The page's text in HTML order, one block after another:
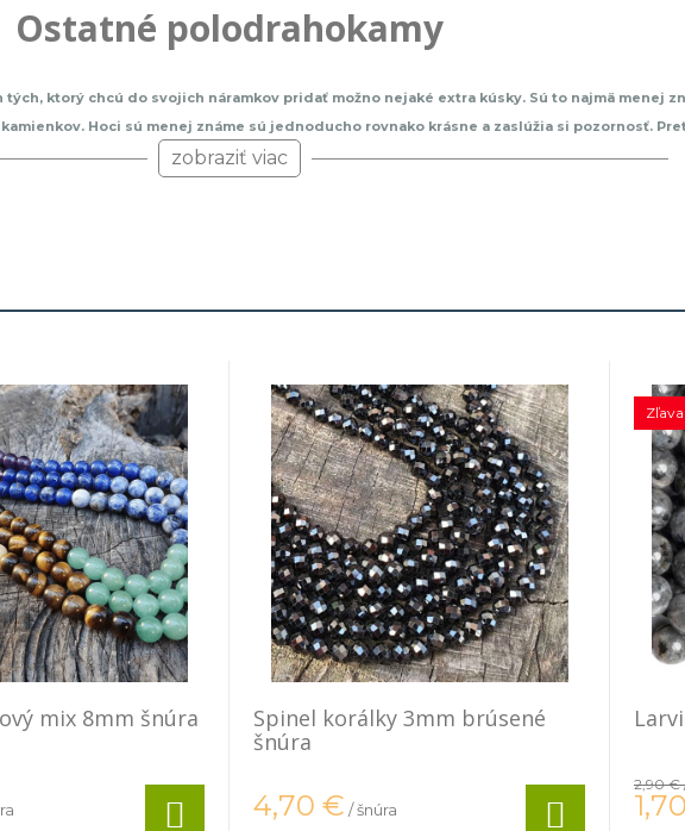
Ostatné polodrahokamy
ktorý chcú do svojich náramkov pridať možno nejaké extra kúsky. Sú to najmä menej
Hoci sú menej známe sú jednoducho rovnako krásne a zaslúžia si pozornosť.
modrá farba vynikne so striebornou, ale aj so zlatou či rose gold. Takisto ako aj
zobraziť viac
mix 8mm šnúra
Spinel korálky 3mm brúsené
šnúra
4,70 € / šnúra
Zľava
2,90 €
1,70